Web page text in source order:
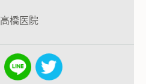
高橋医院